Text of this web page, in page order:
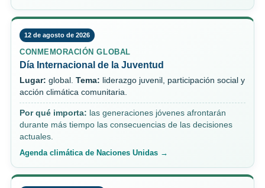
12 de agosto de 2026
CONMEMORACIÓN GLOBAL
Día Internacional de la Juventud
Lugar: global. Tema: liderazgo juvenil, participación social y
acción climática comunitaria.
Por qué importa: las generaciones jóvenes afrontarán
durante más tiempo las consecuencias de las decisiones
actuales.
Agenda climática de Naciones Unidas →